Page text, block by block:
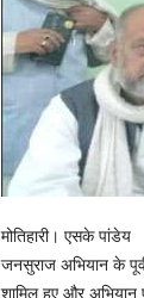
मोतिहारी। एसके पांडेय
जनसुराज अभियान के
शामिल हुए और